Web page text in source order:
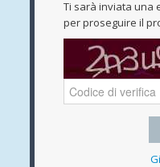
Ti sarà inviata una
per proseguire il